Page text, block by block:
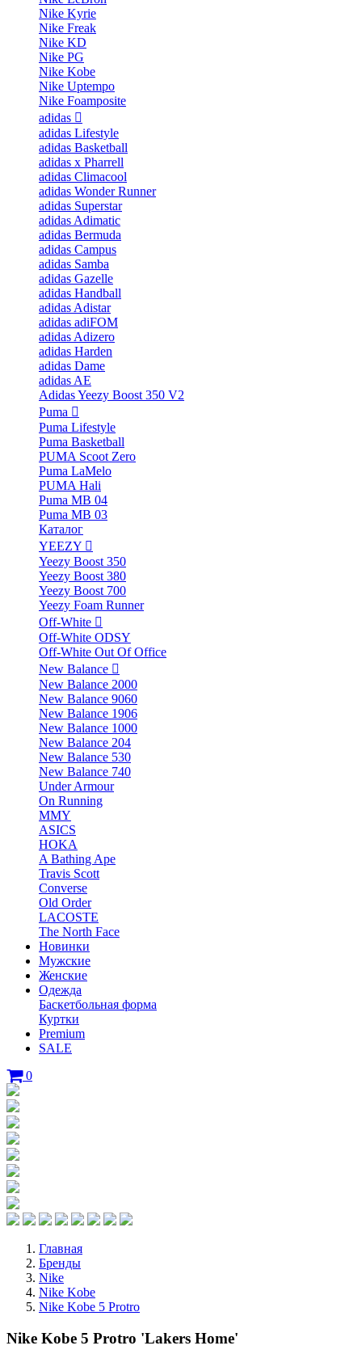
Nike Kyrie
Nike Freak
Nike KD
Nike PG
Nike Kobe
Nike Uptempo
Nike Foamposite
adidas
adidas Lifestyle
adidas Basketball
adidas x Pharrell
adidas Climacool
adidas Wonder Runner
adidas Superstar
adidas Adimatic
adidas Bermuda
adidas Campus
adidas Samba
adidas Gazelle
adidas Handball
adidas Adistar
adidas adiFOM
adidas Adizero
adidas Harden
adidas Dame
adidas AE
Adidas Yeezy Boost 350 V2
Puma
Puma Lifestyle
Puma Basketball
PUMA Scoot Zero
Puma LaMelo
PUMA Hali
Puma MB 04
Puma MB 03
Каталог
YEEZY
Yeezy Boost 350
Yeezy Boost 380
Yeezy Boost 700
Yeezy Foam Runner
Off-White
Off-White ODSY
Off-White Out Of Office
New Balance
New Balance 2000
New Balance 9060
New Balance 1906
New Balance 1000
New Balance 204
New Balance 530
New Balance 740
Under Armour
On Running
MMY
ASICS
HOKA
A Bathing Ape
Travis Scott
Converse
Old Order
LACOSTE
The North Face
Новинки
Мужские
Женские
Одежда
Баскетбольная форма
Куртки
Premium
SALE
0
Главная
Бренды
Nike
Nike Kobe
Nike Kobe 5 Protro
Nike Kobe 5 Protro 'Lakers Home'